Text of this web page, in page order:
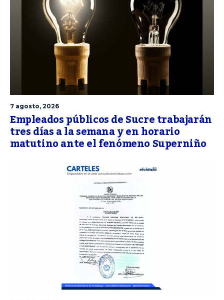
7 agosto, 2026
Empleados públicos de Sucre trabajarán
tres días a la semana y en horario
matutino ante el fenómeno Superniño